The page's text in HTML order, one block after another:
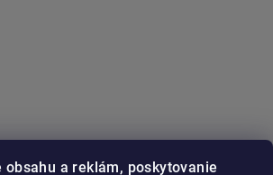
obsahu a reklám, poskytovanie